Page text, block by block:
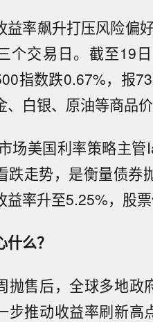
益率飙升打压风险偏
个交易日。截至19日
指数跌0.67%，报
、白银、原油等商品
场美国利率策略主
跌走势，是衡量债券
益率升至5.25%，股
么？
抛售后，全球多地政
步推动收益率刷新高